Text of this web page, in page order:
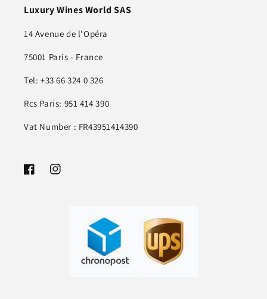
Luxury Wines World SAS
14 Avenue de l'Opéra
75001 Paris - France
Tel: +33 66 324 0 326
Rcs Paris: 951 414 390
Vat Number : FR43951414390
FacebookInstagram